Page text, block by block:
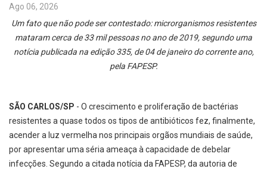
Ago 06, 2026
Um fato que não pode ser contestado: microrganismos resistentes
mataram cerca de 33 mil pessoas no ano de 2019, segundo uma
notícia publicada na edição 335, de 04 de janeiro do corrente ano,
pela FAPESP.
SÃO CARLOS/SP - O crescimento e proliferação de bactérias
resistentes a quase todos os tipos de antibióticos fez, finalmente,
acender a luz vermelha nos principais orgãos mundiais de saúde,
por apresentar uma séria ameaça à capacidade de debelar
infecções. Segundo a citada notícia da FAPESP, da autoria de